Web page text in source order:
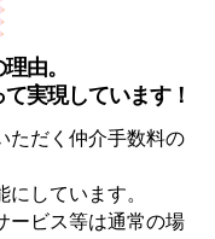
由。
実現しています！
ただく仲介手数料の
にしています。
ービス等は通常の場